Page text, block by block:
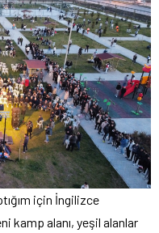
için İngilizce
kamp alanı, yeşil alanlar